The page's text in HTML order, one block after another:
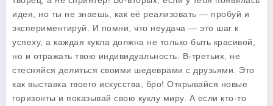
идея, но ты не знаешь, как её реализовать — пробуй и
экспериментируй. И помни, что неудача — это шаг к
успеху, а каждая кукла должна не только быть красивой,
но и отражать твою индивидуальность. В-третьих, не
стесняйся делиться своими шедеврами с друзьями. Это
как выставка твоего искусства, бро! Открывайся новые
горизонты и показывай свою куклу миру. А если кто-то